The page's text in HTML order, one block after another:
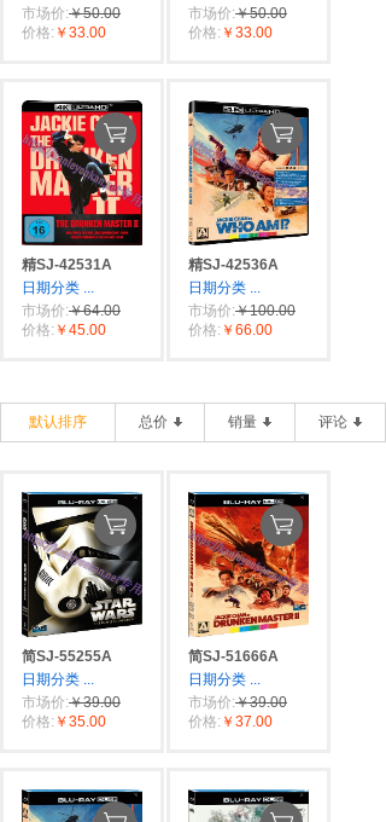
市场价:￥50.00
价格: ￥33.00
市场价:￥50.00
价格: ￥33.00
精SJ-42531A
日期分类 ...
市场价:￥64.00
价格: ￥45.00
精SJ-42536A
日期分类 ...
市场价:￥100.00
价格: ￥66.00
默认排序 总价 销量 评论
简SJ-55255A
日期分类 ...
市场价:￥39.00
价格: ￥35.00
简SJ-51666A
日期分类 ...
市场价:￥39.00
价格: ￥37.00